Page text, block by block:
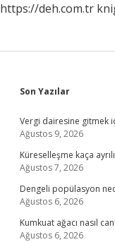
https://deh.com.tr
Sidebar
Son Yazılar
Vergi dairesine gitmek
Ağustos 9, 2026
Küreselleşme kaça
Ağustos 7, 2026
Dengeli popülasyon
Ağustos 6, 2026
Kumkuat ağacı nasıl
Ağustos 6, 2026